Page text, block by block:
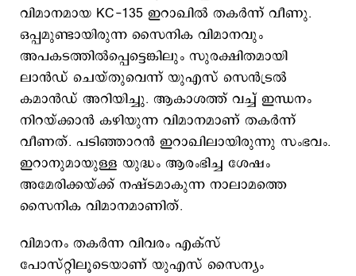
വിമാനമായ KC-135 ഇറാഖില്‍ തകര്‍ന്ന് വീണു.
ഒപ്പമുണ്ടായിരുന്ന സൈനിക വിമാനവും
അപകടത്തില്‍പ്പെട്ടെങ്കിലും സുരക്ഷിതമായി
ലാന്‍ഡ് ചെയ്തുവെന്ന് യുഎസ് സെന്‍ട്രല്‍
കമാന്‍ഡ് അറിയിച്ചു. ആകാശത്ത് വച്ച് ഇന്ധനം
നിറയ്ക്കാന്‍ കഴിയുന്ന വിമാനമാണ് തകര്‍ന്ന്
വീണത്. പടിഞ്ഞാറന്‍ ഇറാഖിലായിരുന്നു സംഭവം.
ഇറാനുമായുള്ള യുദ്ധം ആരംഭിച്ച ശേഷം
അമേരിക്കയ്ക്ക് നഷ്ടമാകുന്ന നാലാമത്തെ
സൈനിക വിമാനമാണിത്.
വിമാനം തകര്‍ന്ന വിവരം എക്സ്
പോസ്റ്റിലൂടെയാണ് യുഎസ് സൈന്യം